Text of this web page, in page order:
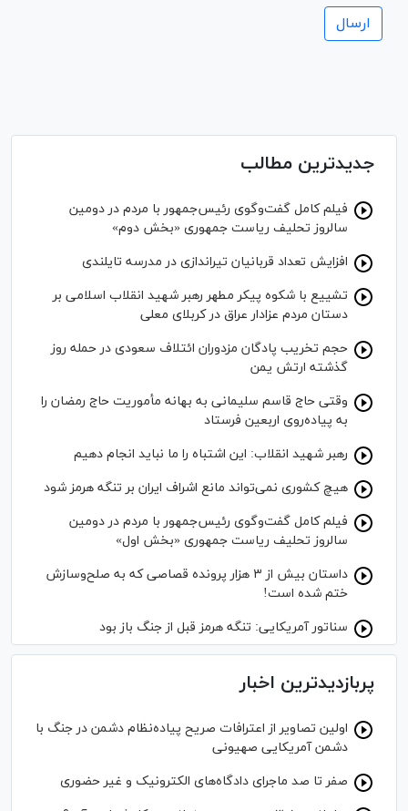
جدیدترین مطالب
فیلم کامل گفت‌وگوی رئیس‌جمهور با مردم در دومین
سالروز تحلیف ریاست جمهوری «بخش دوم»
افزایش تعداد قربانیان تیراندازی در مدرسه تایلندی
تشییع با شکوه پیکر مطهر رهبر شهید انقلاب اسلامی بر
دستان مردم عزادار عراق در کربلای معلی
حجم تخریب پادگان مزدوران ائتلاف سعودی در حمله روز
گذشته ارتش یمن
وقتی حاج قاسم سلیمانی به بهانه مأموریت حاج رمضان را
به پیاده‌روی اربعین فرستاد
رهبر شهید انقلاب: این اشتباه را ما نباید انجام دهیم
هیچ کشوری نمی‌تواند مانع اشراف ایران بر تنگه هرمز شود
فیلم کامل گفت‌وگوی رئیس‌جمهور با مردم در دومین
سالروز تحلیف ریاست جمهوری «بخش اول»
داستان بیش از ۳ هزار پرونده قصاصی که به صلح‌وسازش
ختم شده است!
سناتور آمریکایی: تنگه هرمز قبل از جنگ باز بود
پربازدیدترین اخبار
اولین تصاویر از اعترافات صریح پیاده‌نظام‌ دشمن در جنگ با
دشمن آمریکایی صهیونی
صفر تا صد ماجرای دادگاه‌های الکترونیک و غیر حضوری